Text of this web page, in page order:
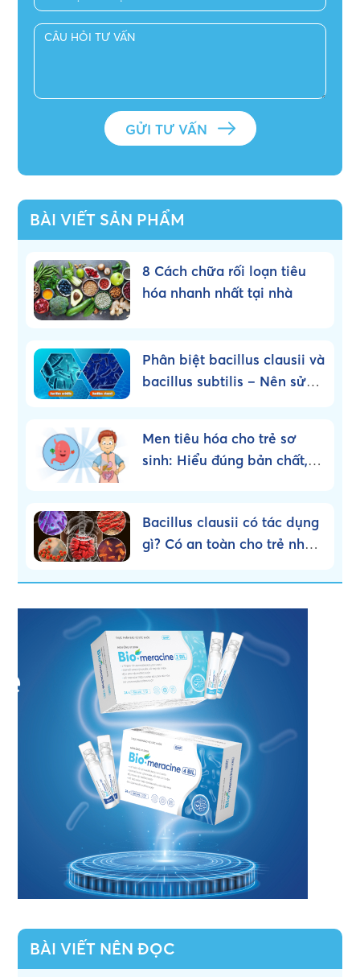
BÀI VIẾT SẢN PHẨM
8 Cách chữa rối loạn tiêu
hóa nhanh nhất tại nhà
Phân biệt bacillus clausii và
bacillus subtilis – Nên sử
Men tiêu hóa cho trẻ sơ
sinh: Hiểu đúng bản chất,
Bacillus clausii có tác dụng
gì? Có an toàn cho trẻ nhỏ
BÀI VIẾT NÊN ĐỌC